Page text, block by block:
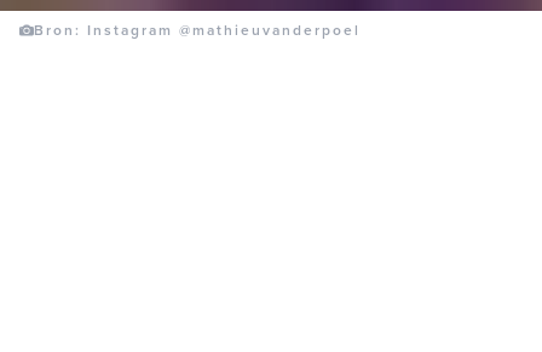
Bron: Instagram @mathieuvanderpoel